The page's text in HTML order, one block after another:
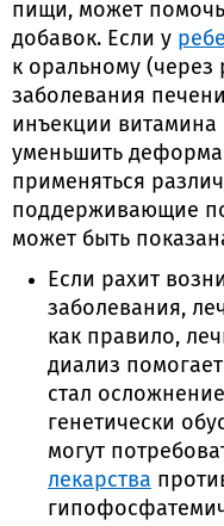
пищи, может
добавок. Если у
к оральному
заболевания
инъекции витамина
уменьшить
применяться
поддерживающие
может быть
Если рахит
заболевания,
как правило,
диализ
стал
генетически
могут
лекарства